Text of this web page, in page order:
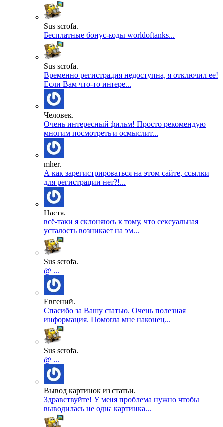
Sus scrofa.
Бесплатные бонус-коды worldoftanks...
Sus scrofa.
Временно регистрация недоступна, я отключил ее!
Если Вам что-то интере...
Человек.
Очень интересный фильм! Просто рекомендую
многим посмотреть и осмыслит...
mher.
А как зарегистрироваться на этом сайте, ссылки
для регистрации нет?!...
Настя.
всё-таки я склоняюсь к тому, что сексуальная
усталость возникает на эм...
Sus scrofa.
@ ...
Евгений.
Спасибо за Вашу статью. Очень полезная
информация. Помогла мне наконец...
Sus scrofa.
@ ...
Вывод картинок из статьи.
Здравствуйте! У меня проблема нужно чтобы
выводилась не одна картинка...